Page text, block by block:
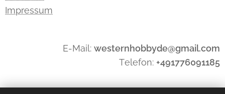
Impressum
E-Mail: westernhobbyde@gmail.com
Telefon: +491776091185